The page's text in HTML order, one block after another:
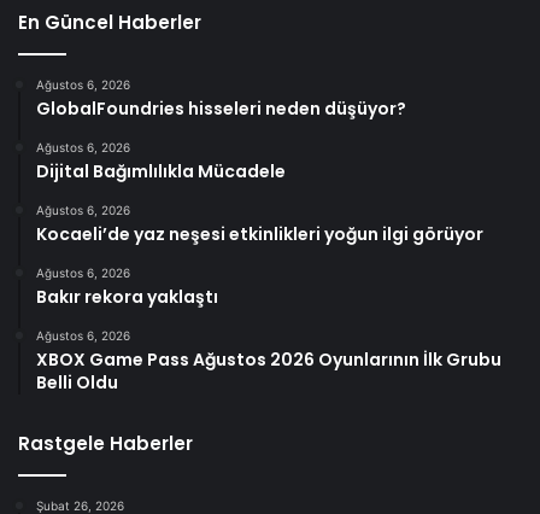
En Güncel Haberler
Ağustos 6, 2026
GlobalFoundries hisseleri neden düşüyor?
Ağustos 6, 2026
Dijital Bağımlılıkla Mücadele
Ağustos 6, 2026
Kocaeli’de yaz neşesi etkinlikleri yoğun ilgi görüyor
Ağustos 6, 2026
Bakır rekora yaklaştı
Ağustos 6, 2026
XBOX Game Pass Ağustos 2026 Oyunlarının İlk Grubu
Belli Oldu
Rastgele Haberler
Şubat 26, 2026